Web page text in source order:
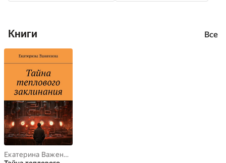
Книги Все
Екатерина Важенина